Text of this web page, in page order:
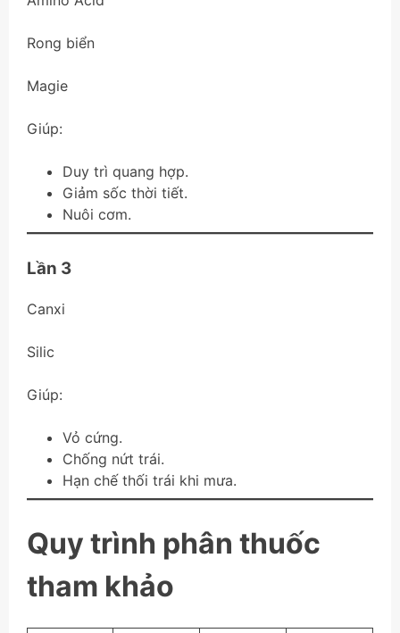
Rong biển
Magie
Giúp:
Duy trì quang hợp.
Giảm sốc thời tiết.
Nuôi cơm.
Lần 3
Canxi
Silic
Giúp:
Vỏ cứng.
Chống nứt trái.
Hạn chế thối trái khi mưa.
Quy trình phân thuốc
tham khảo